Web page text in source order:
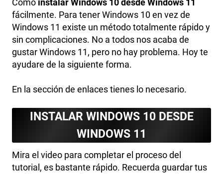
Como instalar Windows 10 desde Windows 11
fácilmente. Para tener Windows 10 en vez de
Windows 11 existe un método totalmente rápido y
sin complicaciones. No a todos nos acaba de
gustar Windows 11, pero no hay problema. Hoy te
ayudare de la siguiente forma.
En la sección de enlaces tienes lo necesario.
INSTALAR WINDOWS 10 DESDE
WINDOWS 11
Mira el video para completar el proceso del
tutorial, es bastante rápido. Recuerda guardar tus